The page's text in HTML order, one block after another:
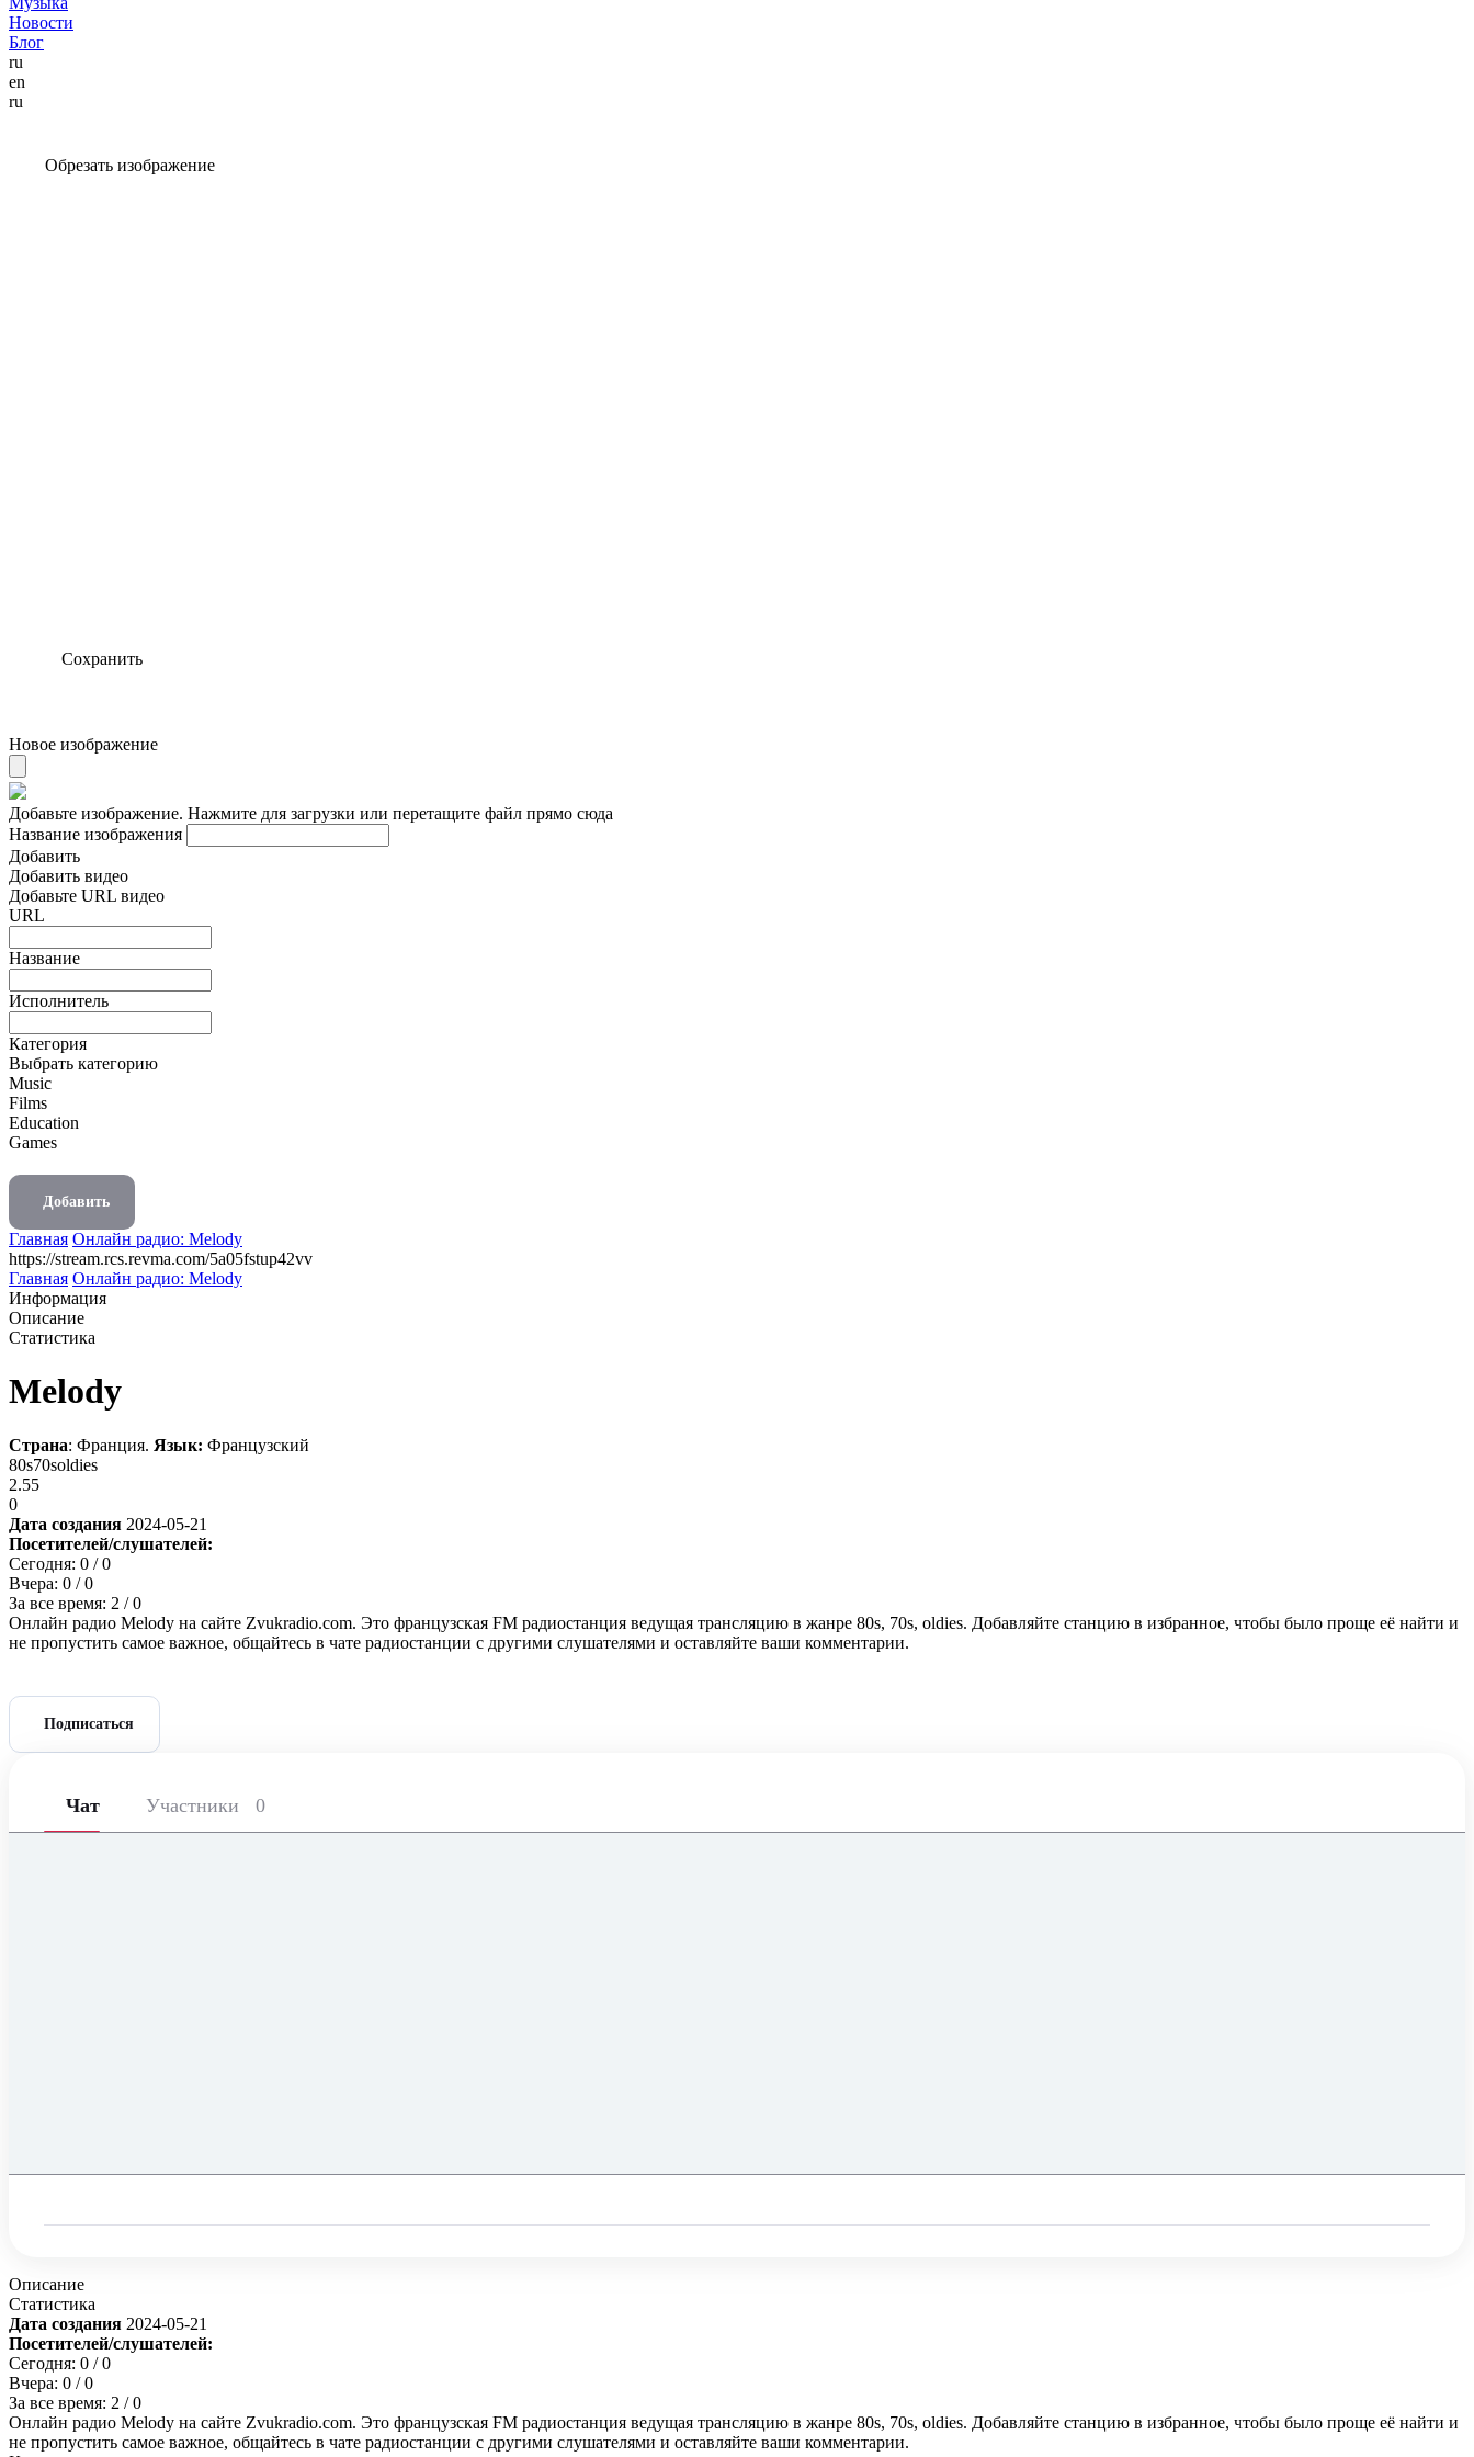
Новости
Блог
ru
en
ru
Обрезать изображение
Сохранить
Новое изображение
Добавьте изображение. Нажмите для загрузки или перетащите файл прямо сюда
Название изображения
Добавить
Добавить видео
Добавьте URL видео
URL
Название
Исполнитель
Категория
Выбрать категорию
Music
Films
Education
Games
Добавить
Главная Онлайн радио: Melody
https://stream.rcs.revma.com/5a05fstup42vv
Главная Онлайн радио: Melody
Информация
Описание
Статистика
Melody
Страна: Франция. Язык: Французский
80s70soldies
2.55
0
Дата создания 2024-05-21
Посетителей/слушателей:
Сегодня: 0 / 0
Вчера: 0 / 0
За все время: 2 / 0
Онлайн радио Melody на сайте Zvukradio.com. Это французская FM радиостанция ведущая трансляцию в жанре 80s, 70s, oldies. Добавляйте станцию в избранное, чтобы было проще её найти и
не пропустить самое важное, общайтесь в чате радиостанции с другими слушателями и оставляйте ваши комментарии.
Подписаться
Чат Участники 0
Описание
Статистика
Дата создания 2024-05-21
Посетителей/слушателей:
Сегодня: 0 / 0
Вчера: 0 / 0
За все время: 2 / 0
Онлайн радио Melody на сайте Zvukradio.com. Это французская FM радиостанция ведущая трансляцию в жанре 80s, 70s, oldies. Добавляйте станцию в избранное, чтобы было проще её найти и
не пропустить самое важное, общайтесь в чате радиостанции с другими слушателями и оставляйте ваши комментарии.